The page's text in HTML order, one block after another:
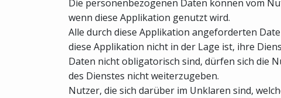
Die personenbezogenen Daten können vom
wenn diese Applikation genutzt wird.
Alle durch diese Applikation angeforderten
diese Applikation nicht in der Lage ist, ihre
Daten nicht obligatorisch sind, dürfen sich die
des Dienstes nicht weiterzugeben.
Nutzer, die sich darüber im Unklaren sind,